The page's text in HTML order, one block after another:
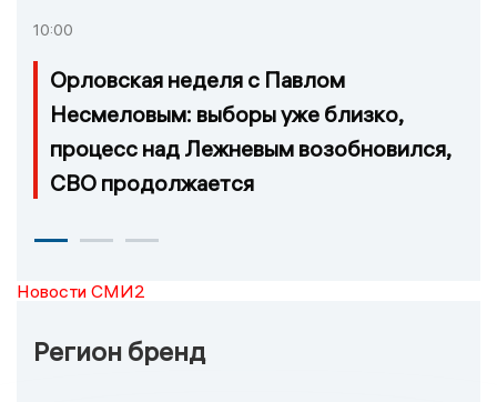
10:00
Орловская неделя с Павлом
Несмеловым: выборы уже близко,
процесс над Лежневым возобновился,
СВО продолжается
Новости СМИ2
Регион бренд